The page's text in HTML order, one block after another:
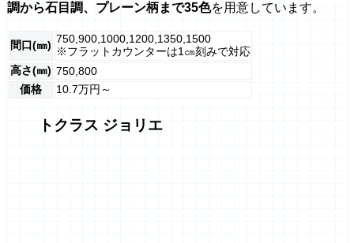
調から石目調、プレーン柄まで35色を用意しています。
間口(㎜) 750,900,1000,1200,1350,1500
※フラットカウンターは1㎝刻みで対応
高さ(㎜) 750,800
価格
10.7万円～
トクラス ジョリエ